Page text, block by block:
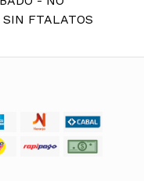
SIN FTALATOS